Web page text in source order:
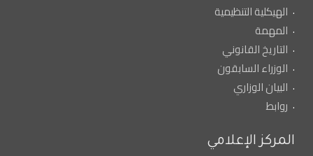
الهيكلية التنظيمية
المهمة
التاريخ القانوني
الوزراء السابقون
البيان الوزاري
روابط
المركز الإعلامي